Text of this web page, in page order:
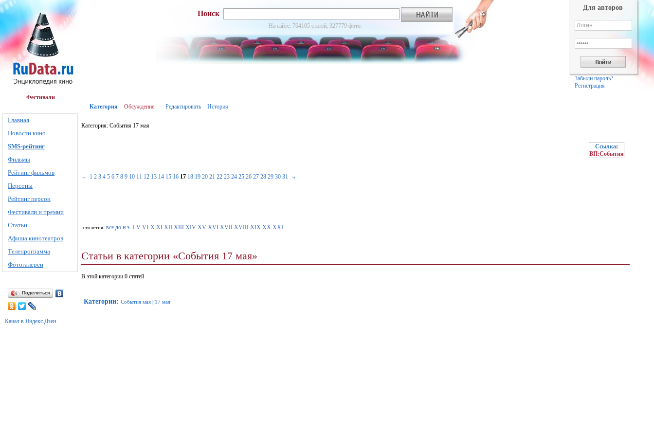
Фестивали
Главная
Новости кино
SMS-рейтинг
Фильмы
Рейтинг фильмов
Персоны
Рейтинг персон
Фестивали и премии
Статьи
Афиша кинотеатров
Телепрограмма
Фотогалереи
Поделиться
Канал в Яндекс.Дзен
Поиск
На сайте: 764105 статей, 327779 фото.
Для авторов
Забыли пароль?
Регистрация
Категория Обсуждение Редактировать История
Категория: События 17 мая
Ссылка:
ВП:События
← 1 2 3 4 5 6 7 8 9 10 11 12 13 14 15 16 17 18 19 20 21 22 23 24 25 26 27 28 29 30 31 →
столетия: все до н.э. I-V VI-X XI XII XIII XIV XV XVI XVII XVIII XIX XX XXI
Статьи в категории «События 17 мая»
В этой категории 0 статей
Категории: События мая | 17 мая